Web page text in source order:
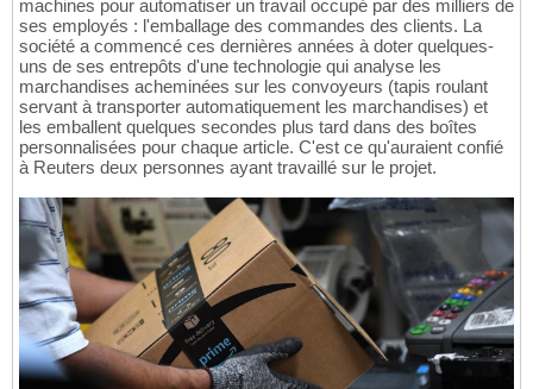
machines pour automatiser un travail occupé par des milliers de
ses employés : l'emballage des commandes des clients. La
société a commencé ces dernières années à doter quelques-
uns de ses entrepôts d'une technologie qui analyse les
marchandises acheminées sur les convoyeurs (tapis roulant
servant à transporter automatiquement les marchandises) et
les emballent quelques secondes plus tard dans des boîtes
personnalisées pour chaque article. C'est ce qu'auraient confié
à Reuters deux personnes ayant travaillé sur le projet.